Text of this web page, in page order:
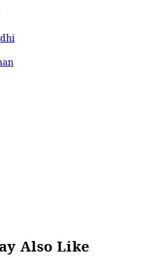
Also Like